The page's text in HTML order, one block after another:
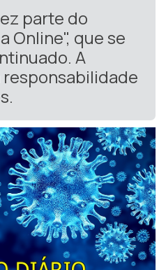
parte do
Online", que se
A